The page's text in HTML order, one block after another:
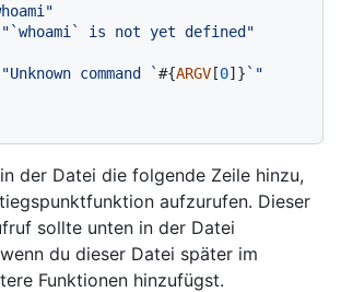
"`whoami` is not yet defined"
"Unknown command `#{ARGV [0]} `"
der Datei die folgende Zeile hinzu,
aufzurufen. Dieser
sollte unten in der Datei
du dieser Datei später im
Funktionen hinzufügst.